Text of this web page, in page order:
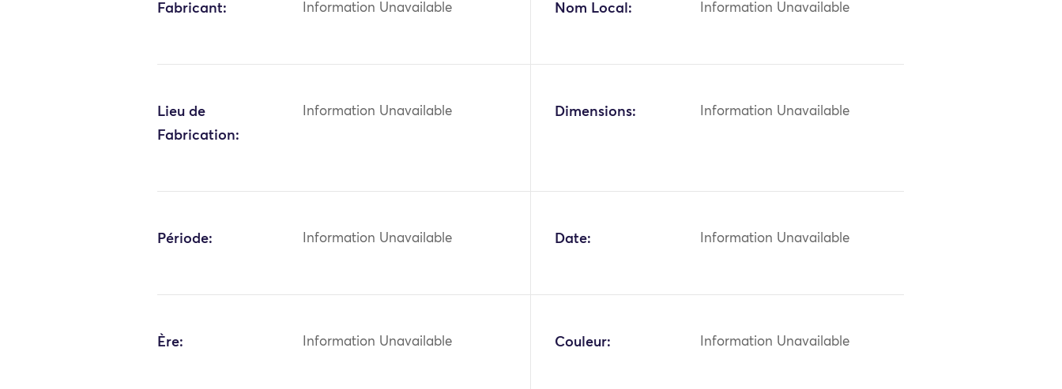
Fabricant: Information Unavailable Nom Local: Information Unavailable
Lieu de
Fabrication:
Information Unavailable Dimensions: Information Unavailable
Période: Information Unavailable Date: Information Unavailable
Ère: Information Unavailable Couleur: Information Unavailable